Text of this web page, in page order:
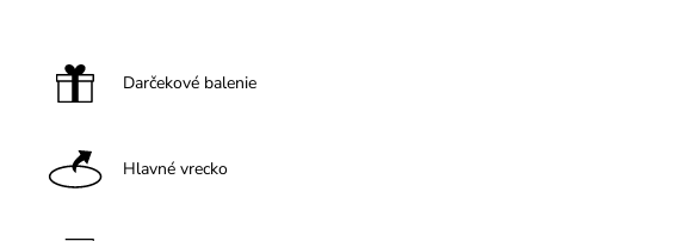
Darčekové balenie
Hlavné vrecko